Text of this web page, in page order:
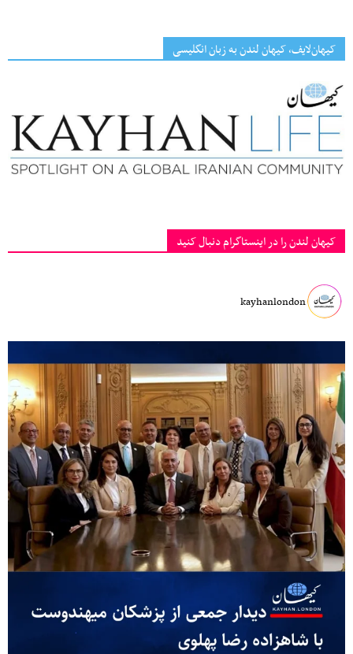
کیهان‌لایف، کیهان لندن به زبان انگلیسی
کیهان لندن را در اینستاگرام دنبال کنید
kayhanlondon